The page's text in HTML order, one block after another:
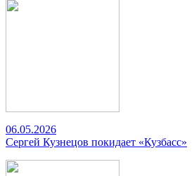
06.05.2026
Сергей Кузнецов покидает «Кузбасс»